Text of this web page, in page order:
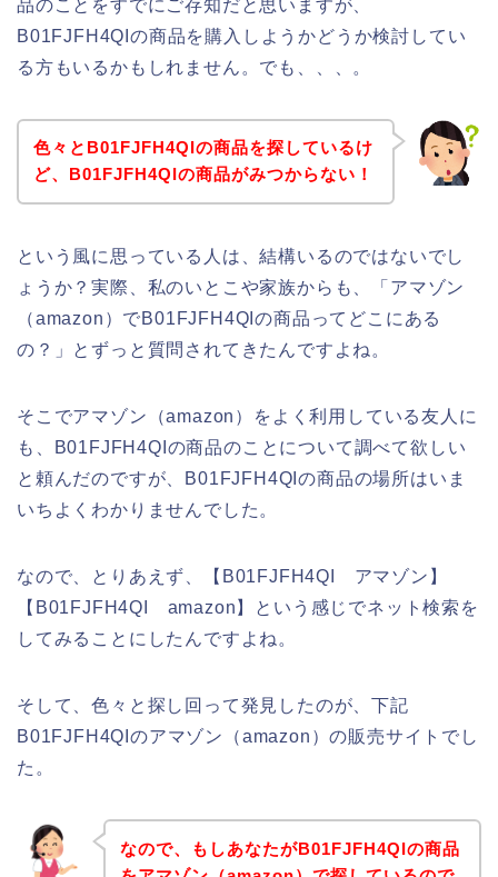
品のことをすでにご存知だと思いますが、
B01FJFH4QIの商品を購入しようかどうか検討してい
る方もいるかもしれません。でも、、、。
色々とB01FJFH4QIの商品を探しているけ
ど、B01FJFH4QIの商品がみつからない！
という風に思っている人は、結構いるのではないでし
ょうか？実際、私のいとこや家族からも、「アマゾン
（amazon）でB01FJFH4QIの商品ってどこにある
の？」とずっと質問されてきたんですよね。
そこでアマゾン（amazon）をよく利用している友人に
も、B01FJFH4QIの商品のことについて調べて欲しい
と頼んだのですが、B01FJFH4QIの商品の場所はいま
いちよくわかりませんでした。
なので、とりあえず、【B01FJFH4QI アマゾン】
【B01FJFH4QI amazon】という感じでネット検索を
してみることにしたんですよね。
そして、色々と探し回って発見したのが、下記
B01FJFH4QIのアマゾン（amazon）の販売サイトでし
た。
なので、もしあなたがB01FJFH4QIの商品